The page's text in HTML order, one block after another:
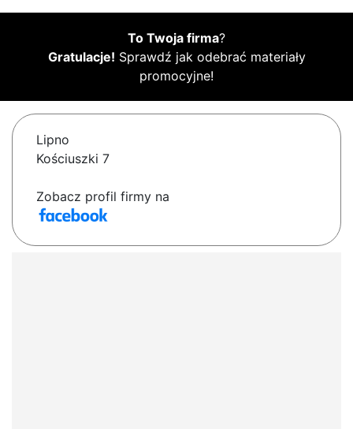
To Twoja firma?
Gratulacje! Sprawdź jak odebrać materiały
promocyjne!
Lipno
Kościuszki 7
Zobacz profil firmy na